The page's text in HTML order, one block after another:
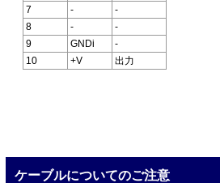
7
-
-
8
-
-
9
GNDi
-
10
+V 出力
ケーブルについてのご注意